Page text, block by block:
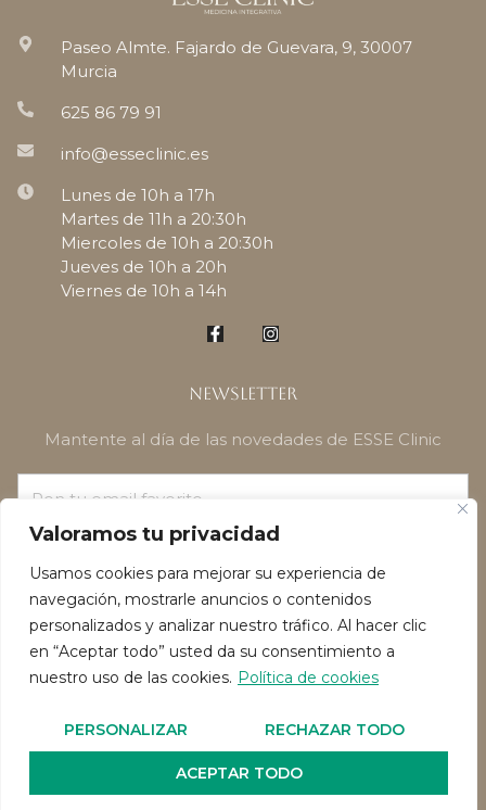
Valoramos tu privacidad
Usamos cookies para mejorar su experiencia de
navegación, mostrarle anuncios o contenidos
personalizados y analizar nuestro tráfico. Al hacer clic
en “Aceptar todo” usted da su consentimiento a
nuestro uso de las cookies. Política de cookies
PERSONALIZAR RECHAZAR TODO
ACEPTAR TODO
Paseo Almte. Fajardo de Guevara, 9, 30007
Murcia
625 86 79 91
info@esseclinic.es
Lunes de 10h a 17h
Martes de 11h a 20:30h
Miercoles de 10h a 20:30h
Jueves de 10h a 20h
Viernes de 10h a 14h
Newsletter
Mantente al día de las novedades de ESSE Clinic
¡SUSCRÍBETE!
Política de privacidad Política de Cookies
Reservado todos los derechos de autor 2026